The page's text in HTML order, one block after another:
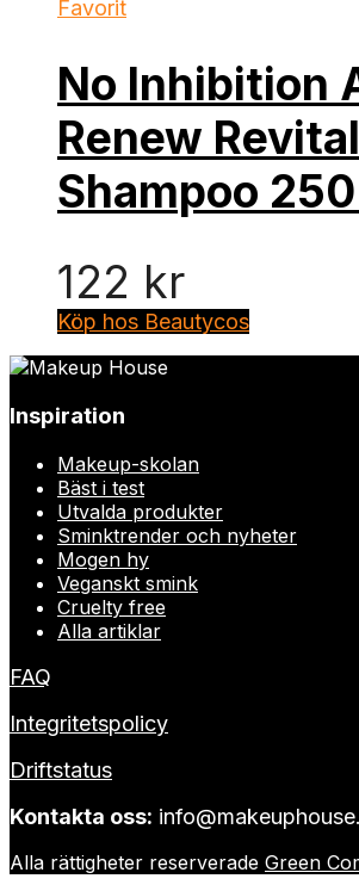
Favorit
No Inhibition
Renew
Shampoo
122 kr
Köp hos Beautycos
Inspiration
Makeup-skolan
Bäst i test
Utvalda produkter
Sminktrender och nyheter
Mogen hy
Veganskt smink
Cruelty free
Alla artiklar
FAQ
Integritetspolicy
Driftstatus
Kontakta oss:
Alla rättigheter reserverade Green